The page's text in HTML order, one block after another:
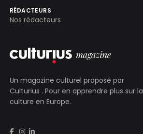
Un magazine culturel proposé par
Culturius . Pour en apprendre plus sur la
culture en Europe.
RÉDACTEURS
Nos rédacteurs